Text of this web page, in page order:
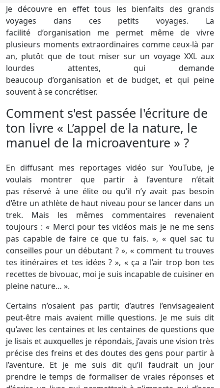
Je découvre en effet tous les bienfaits des grands
voyages dans ces petits voyages. La
facilité d’organisation me permet même de vivre
plusieurs moments extraordinaires comme ceux-là par
an, plutôt que de tout miser sur un voyage XXL aux
lourdes attentes, qui demande
beaucoup d’organisation et de budget, et qui peine
souvent à se concrétiser.
Comment s'est passée l'écriture de
ton livre « L’appel de la nature, le
manuel de la microaventure » ?
En diffusant mes reportages vidéo sur YouTube, je
voulais montrer que partir à l’aventure n’était
pas réservé à une élite ou qu’il n’y avait pas besoin
d’être un athlète de haut niveau pour se lancer dans un
trek. Mais les mêmes commentaires revenaient
toujours : « Merci pour tes vidéos mais je ne me sens
pas capable de faire ce que tu fais. », « quel sac tu
conseilles pour un débutant ? », « comment tu trouves
tes itinéraires et tes idées ? », « ça a l’air trop bon tes
recettes de bivouac, moi je suis incapable de cuisiner en
pleine nature… ».
Certains n’osaient pas partir, d’autres l’envisageaient
peut-être mais avaient mille questions. Je me suis dit
qu’avec les centaines et les centaines de questions que
je lisais et auxquelles je répondais, j’avais une vision très
précise des freins et des doutes des gens pour partir à
l’aventure. Et je me suis dit qu’il faudrait un jour
prendre le temps de formaliser de vraies réponses et